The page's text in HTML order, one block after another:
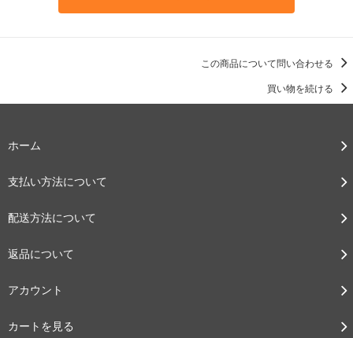
この商品について問い合わせる
買い物を続ける
ホーム
支払い方法について
配送方法について
返品について
アカウント
カートを見る